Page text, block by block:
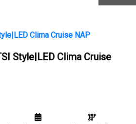
Style|LED Clima Cruise